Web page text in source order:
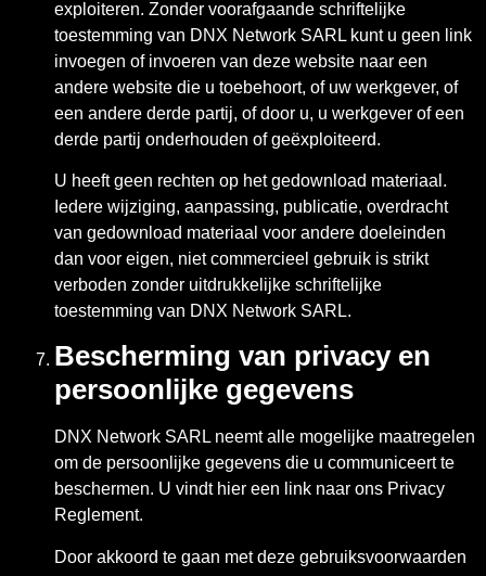
exploiteren. Zonder voorafgaande schriftelijke
toestemming van DNX Network SARL kunt u geen link
invoegen of invoeren van deze website naar een
andere website die u toebehoort, of uw werkgever, of
een andere derde partij, of door u, u werkgever of een
derde partij onderhouden of geëxploiteerd.
U heeft geen rechten op het gedownload materiaal.
Iedere wijziging, aanpassing, publicatie, overdracht
van gedownload materiaal voor andere doeleinden
dan voor eigen, niet commercieel gebruik is strikt
verboden zonder uitdrukkelijke schriftelijke
toestemming van DNX Network SARL.
Bescherming van privacy en
persoonlijke gegevens
DNX Network SARL neemt alle mogelijke maatregelen
om de persoonlijke gegevens die u communiceert te
beschermen. U vindt hier een link naar ons Privacy
Reglement.
Door akkoord te gaan met deze gebruiksvoorwaarden